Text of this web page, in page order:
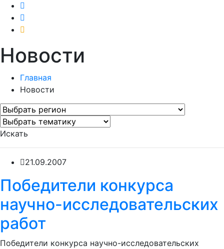
Новости
Главная
Новости
Искать
21.09.2007
Победители конкурса
научно-исследовательских
работ
Победители конкурса научно-исследовательских